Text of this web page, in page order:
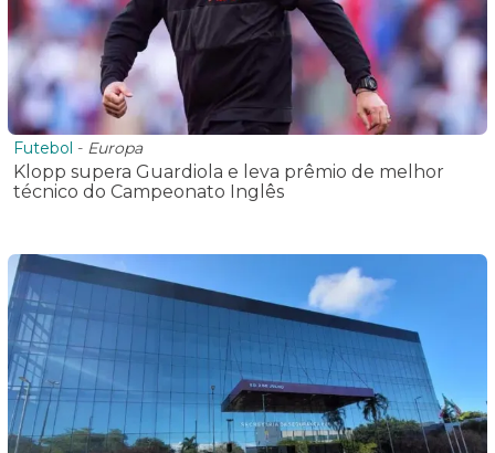
Futebol - Europa
Klopp supera Guardiola e leva prêmio de melhor
técnico do Campeonato Inglês